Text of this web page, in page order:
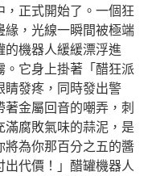
正式開始了。一個狂
緣，光線一瞬間被極端
的機器人緩緩漂浮進
它身上掛著「醋狂派
睛發疼，同時發出警
金屬回音的嘲弄，刺
腐敗氣味的蒜泥，是
將為你那百分之五的醬
代價！」醋罐機器人